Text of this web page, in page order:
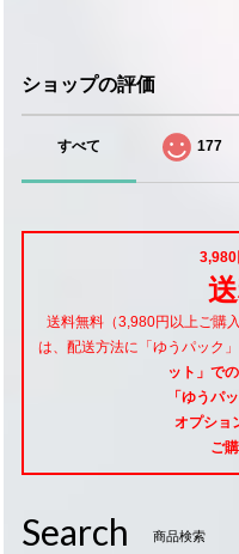
ショップの評価
すべて 177
3,980
送料無料（3,980円以上ご購
は、配送方法に「ゆうパック
ット」で
「ゆうパ
オプショ
ご
Search 商品検索